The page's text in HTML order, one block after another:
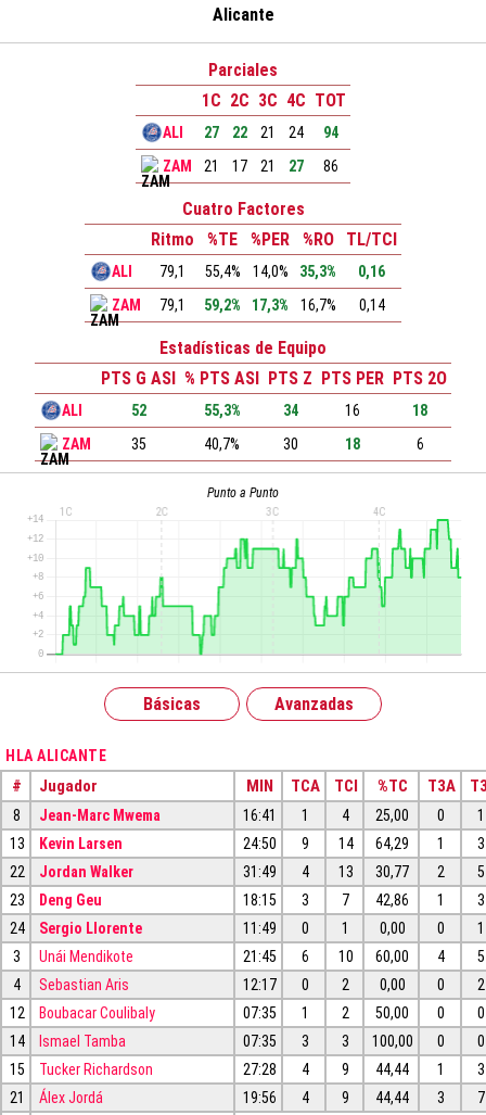
Alicante
Parciales
1C 2C 3C 4C TOT
ALI 27 22 21 24
94
ZAM
21 17 21 27 86
Cuatro Factores
Ritmo
%TE %PER %RO TL/TCI
ALI 79,1 55,4% 14,0% 35,3%
0,16
ZAM
79,1 59,2% 17,3% 16,7% 0,14
Estadísticas de Equipo
PTS G ASI % PTS ASI PTS Z PTS PER PTS 2O
ALI 52 55,3% 34 16
18
ZAM
35 40,7% 30 18 6
Punto a Punto
Básicas Avanzadas
HLA ALICANTE
# Jugador MIN TCA TCI %TC T3A
8 Jean-Marc Mwema 16:41 1 4 25,00 0
1
13
Kevin Larsen 24:50 9 14 64,29 1
3
22
Jordan Walker 31:49 4 13 30,77 2
5
23
Deng Geu 18:15 3 7 42,86 1
3
24
Sergio Llorente 11:49 0 1 0,00 0
1
3
Unái Mendikote 21:45 6 10 60,00 4
5
4
Sebastian Aris 12:17 0 2 0,00 0
2
12
Boubacar Coulibaly 07:35 1 2 50,00 0
0
14
Ismael Tamba 07:35 3 3 100,00 0
0
15
Tucker Richardson 27:28 4 9 44,44 1
3
21
Álex Jordá 19:56 4 9 44,44 3
7